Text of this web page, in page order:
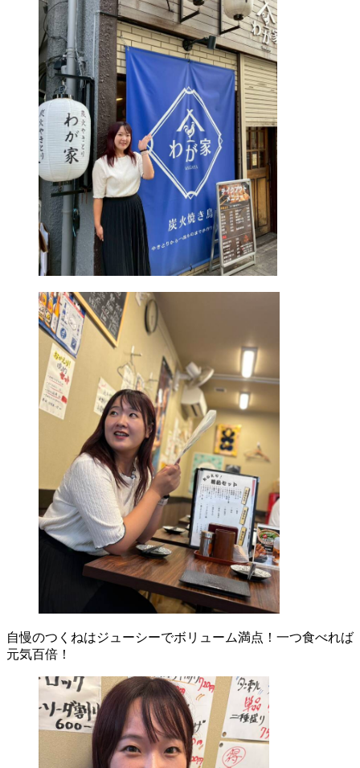
自慢のつくねはジューシーでボリューム満点！一つ食べれば
元気百倍！